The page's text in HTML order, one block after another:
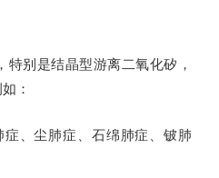
别是结晶型游离二氧化矽，
：
症、尘肺症、石绵肺症、铍肺